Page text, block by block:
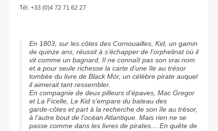
Tél. +33 (0)4 72 71 62 27
En 1803, sur les côtes des Cornouailles, Kid, un gamin
de quinze ans, réussit à s’échapper de l’orphelinat où il
vit comme un bagnard. Il ne connaît pas son vrai nom
et a pour seule richesse la carte d’une île au trésor
tombée du livre de Black Mór, un célèbre pirate auquel
il aimerait tant ressembler.
En compagnie de deux pilleurs d’épaves, Mac Gregor
et La Ficelle, Le Kid s’empare du bateau des
garde-côtes et part à la recherche de son île au trésor,
à l’autre bout de l’océan Atlantique. Mais rien ne se
passe comme dans les livres de pirates… En quête de